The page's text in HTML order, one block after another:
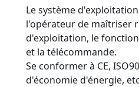
Le système
l'opérateur de maîtriser
d'exploitation, le
et la télécommande.
Se conformer à CE,
d'économie d'énergie,